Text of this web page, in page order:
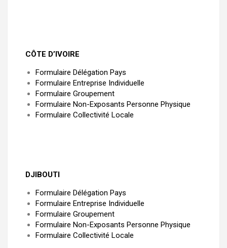
CÔTE D’IVOIRE
Formulaire Délégation Pays
Formulaire Entreprise Individuelle
Formulaire Groupement
Formulaire Non-Exposants Personne Physique
Formulaire Collectivité Locale
DJIBOUTI
Formulaire Délégation Pays
Formulaire Entreprise Individuelle
Formulaire Groupement
Formulaire Non-Exposants Personne Physique
Formulaire Collectivité Locale